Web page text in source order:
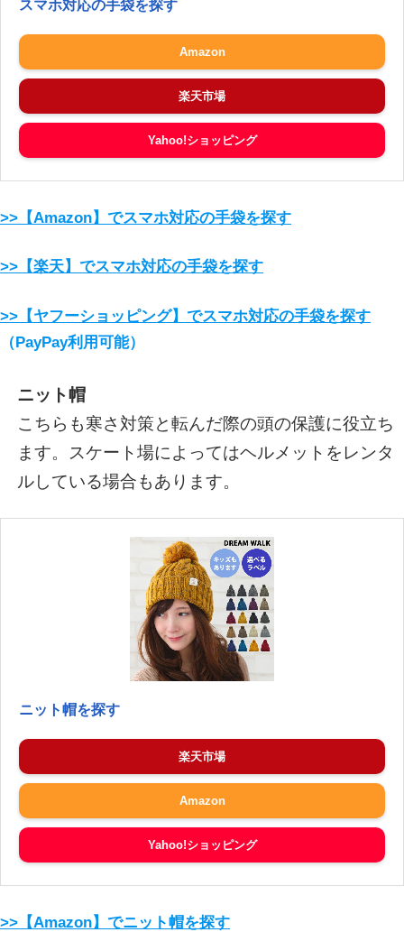
スマホ対応の手袋を探す
Amazon
楽天市場
Yahoo!ショッピング
>>【Amazon】でスマホ対応の手袋を探す
>>【楽天】でスマホ対応の手袋を探す
>>【ヤフーショッピング】でスマホ対応の手袋を探す
（PayPay利用可能）
ニット帽
こちらも寒さ対策と転んだ際の頭の保護に役立ち
ます。スケート場によってはヘルメットをレンタ
ルしている場合もあります。
ニット帽を探す
楽天市場
Amazon
Yahoo!ショッピング
>>【Amazon】でニット帽を探す